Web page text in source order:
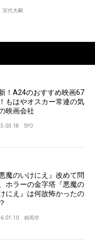
宮代大嗣
！A24のおすすめ映画67
もはやオスカー常連の気
映画会社
SYO
悪魔のいけにえ』改めて問
ホラーの金字塔『悪魔の
にえ』は何故怖かったの
相馬学